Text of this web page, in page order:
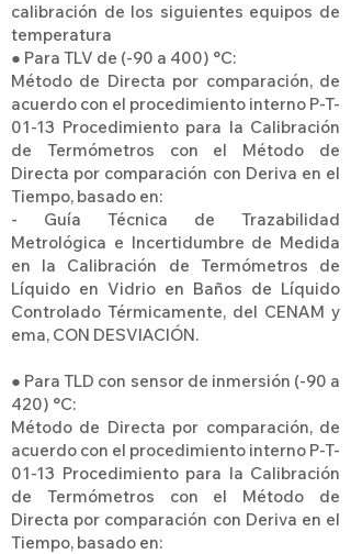
calibración de los siguientes equipos de
temperatura
● Para TLV de (-90 a 400) °C:
Método de Directa por comparación, de
acuerdo con el procedimiento interno P-T-
01-13 Procedimiento para la Calibración
de Termómetros con el Método de
Directa por comparación con Deriva en el
Tiempo, basado en:
- Guía Técnica de Trazabilidad
Metrológica e Incertidumbre de Medida
en la Calibración de Termómetros de
Líquido en Vidrio en Baños de Líquido
Controlado Térmicamente, del CENAM y
ema, CON DESVIACIÓN.
● Para TLD con sensor de inmersión (-90 a
420) °C:
Método de Directa por comparación, de
acuerdo con el procedimiento interno P-T-
01-13 Procedimiento para la Calibración
de Termómetros con el Método de
Directa por comparación con Deriva en el
Tiempo, basado en: